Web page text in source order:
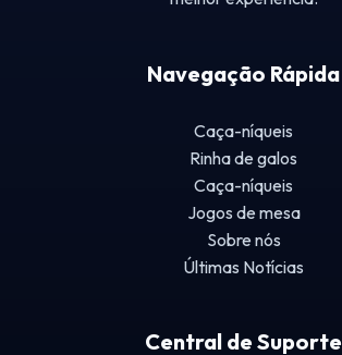
Navegação Rápida
Caça-níqueis
Rinha de galos
Caça-níqueis
Jogos de mesa
Sobre nós
Últimas Notícias
Central de Suporte